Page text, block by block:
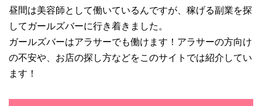
昼間は美容師として働いているんですが、稼げる副業を探
してガールズバーに行き着きました。
ガールズバーはアラサーでも働けます！アラサーの方向け
の不安や、お店の探し方などをこのサイトでは紹介してい
ます！